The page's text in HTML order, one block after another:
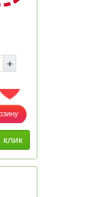
ДОБАВИТЬ В ИЗБРАННОЕ